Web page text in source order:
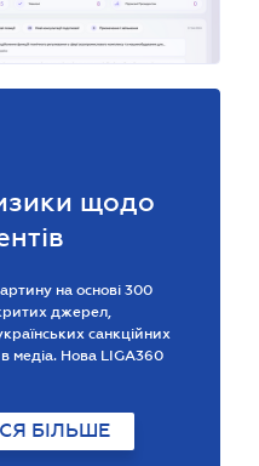
щодо
на основі 300
джерел,
санкційних
в медіа. Нова LIGA360
БІЛЬШЕ